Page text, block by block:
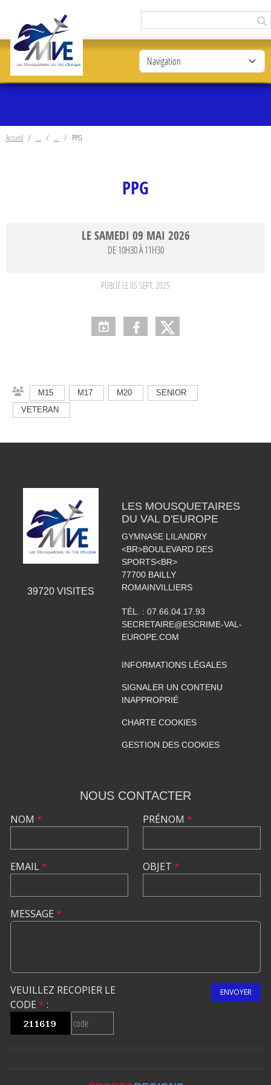
Accueil PPG
PPG
LESAMEDI 09 MAI 2026
DE 10H30 À 11H30
PUBLIÉ LE05 SEPT. 2025
M15 M17 M20
SENIOR
VETERAN
39720VISITES
LES MOUSQUETAIRES
DU VAL D'EUROPE
GYMNASE LILANDRY
<BR>BOULEVARD DES
SPORTS<BR>
77700 BAILLY
ROMAINVILLIERS
TÉL. : 07.66.04.17.93
SECRETAIRE@ESCRIME-VAL-
EUROPE.COM
INFORMATIONS LÉGALES
SIGNALER UN CONTENU
INAPPROPRIÉ
CHARTE COOKIES
GESTION DES COOKIES
NOUS CONTACTER
NOM *
EMAIL*
PRÉNOM *
OBJET *
MESSAGE *
VEUILLEZ RECOPIER LE
CODE * :
ENVOYER